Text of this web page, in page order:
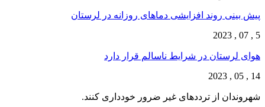
پیش بینی روند افزایشی دما‌های روزانه در لرستان
5 , 07 , 2023
هوای لرستان در شرایط ناسالم قرار دارد
14 , 05 , 2023
شهروندان از تردد‌های غیر ضرور خودداری کنند.